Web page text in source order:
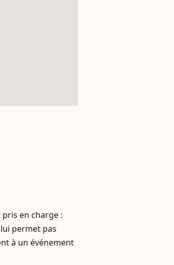
pris en charge :
permet pas
à un événement